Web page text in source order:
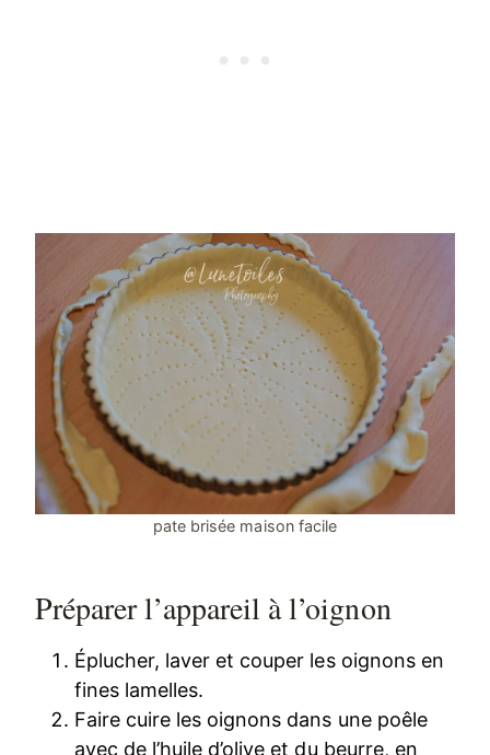
pate brisée maison facile
Préparer l’appareil à l’oignon
Éplucher, laver et couper les oignons en
fines lamelles.
Faire cuire les oignons dans une poêle
avec de l’huile d’olive et du beurre, en